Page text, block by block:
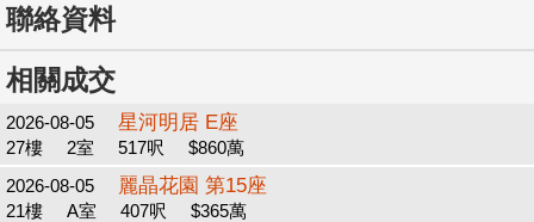
聯絡資料
相關成交
2026-08-05 星河明居 E座
27樓 2室 517呎
$860萬
2026-08-05
麗晶花園 第15座
21樓 A室 407呎
$365萬